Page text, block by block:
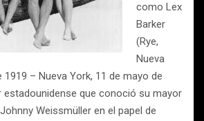
como Lex
Barker
(Rye,
Nueva
1919 – Nueva York, 11 de mayo de
estadounidense que conoció su mayor
Weissmüller en el papel de